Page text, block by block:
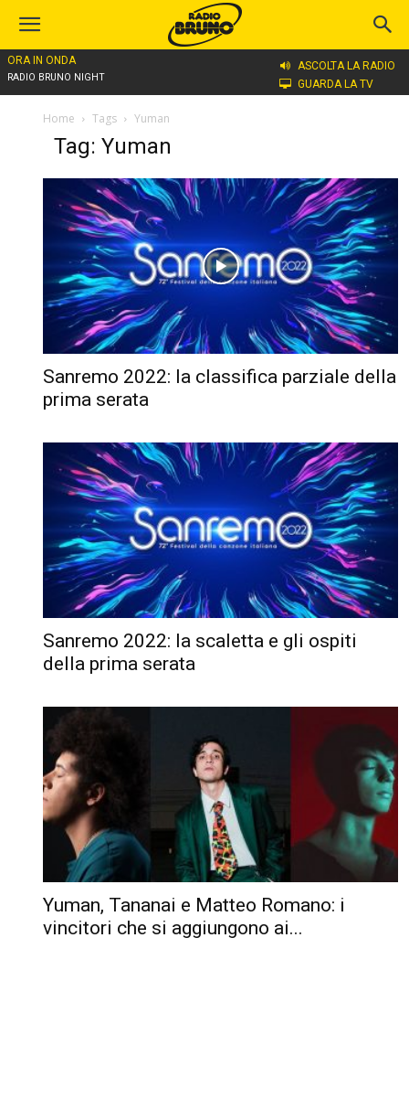
ORA IN ONDA
RADIO BRUNO NIGHT
ASCOLTA LA RADIO
GUARDA LA TV
Home Tags Yuman
Tag: Yuman
Sanremo 2022: la classifica parziale della
prima serata
Sanremo 2022: la scaletta e gli ospiti
della prima serata
Yuman, Tananai e Matteo Romano: i
vincitori che si aggiungono ai...